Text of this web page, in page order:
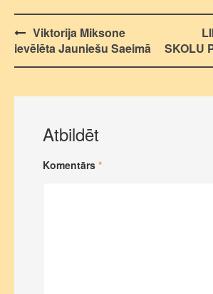
Post
navigation
Viktorija Miksone
ievēlēta Jauniešu Saeimā
SKOLU
Atbildēt
Komentārs *